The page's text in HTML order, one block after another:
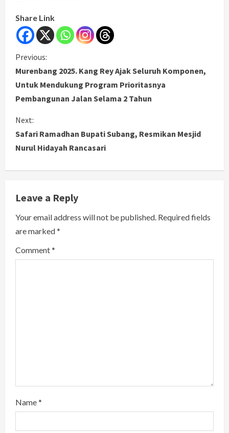
Share Link
C
o
n
t
i
n
u
e
R
e
Previous:
Murenbang 2025. Kang Rey Ajak Seluruh Komponen,
Untuk Mendukung Program Prioritasnya
Pembangunan Jalan Selama 2 Tahun
Next:
Safari Ramadhan Bupati Subang, Resmikan Mesjid
Nurul Hidayah Rancasari
Leave a Reply
Your email address will not be published. Required fields
are marked*
Comment*
Name*